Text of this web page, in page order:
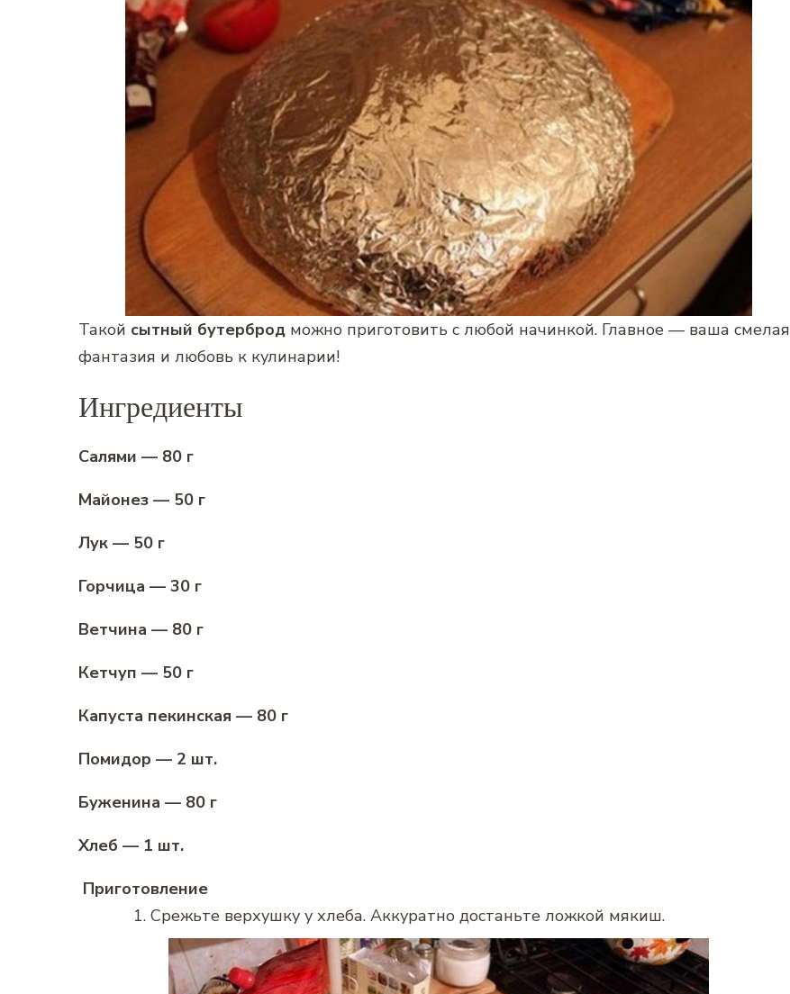
Такой сытный бутерброд можно приготовить с любой начинкой. Главное — ваша смелая
фантазия и любовь к кулинарии!
Ингредиенты
Салями — 80 г
Майонез — 50 г
Лук — 50 г
Горчица — 30 г
Ветчина — 80 г
Кетчуп — 50 г
Капуста пекинская — 80 г
Помидор — 2 шт.
Буженина — 80 г
Хлеб — 1 шт.
Приготовление
Срежьте верхушку у хлеба. Аккуратно достаньте ложкой мякиш.